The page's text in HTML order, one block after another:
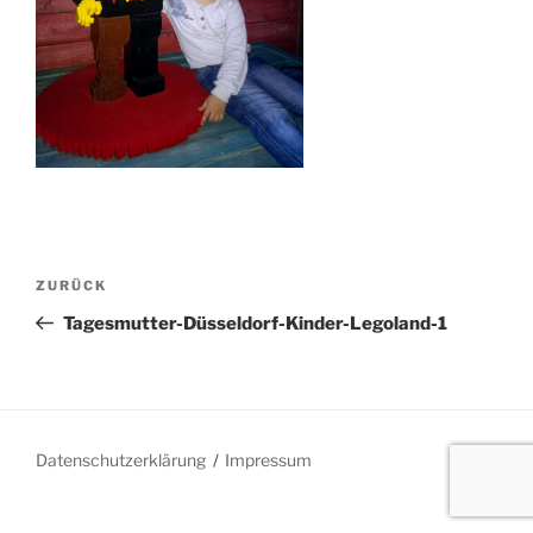
Beitragsnavigation
Vorheriger
Beitrag
ZURÜCK
Tagesmutter-Düsseldorf-Kinder-Legoland-1
Datenschutzerklärung Impressum